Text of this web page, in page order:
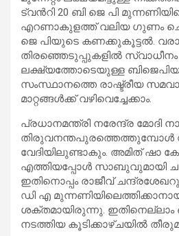
ട്വന്‍റി 20 ബി ജെ പി
എറണാകുളത്ത് വലിയ ഗുണം
ജെ പിയുടെ കണക്കുകൂട്ടൽ.
തിരഞ്ഞെടുപ്പുകളിൽ സ്വാധീനം
ലക്ഷ്യത്തോടെയുള്ള
സംസ്ഥാനത്തെ രാഷ്ട്രീയ
മാറ്റങ്ങൾക്ക് വഴിവെച്ചേക്കാം.
പ്രധാനമന്ത്രി നരേന്ദ്ര മോദി
വേദിയിലുണ്ടാകും. അമിത് ഷാ
എത്തിയപ്പോൾ സാബുവുമായി
ഇതിനൊപ്പം രാജീവ്
ഡി എ
ശക്തമായിരുന്നു.
നടത്തിയ കൂടിക്കാഴ്ചയിൽ